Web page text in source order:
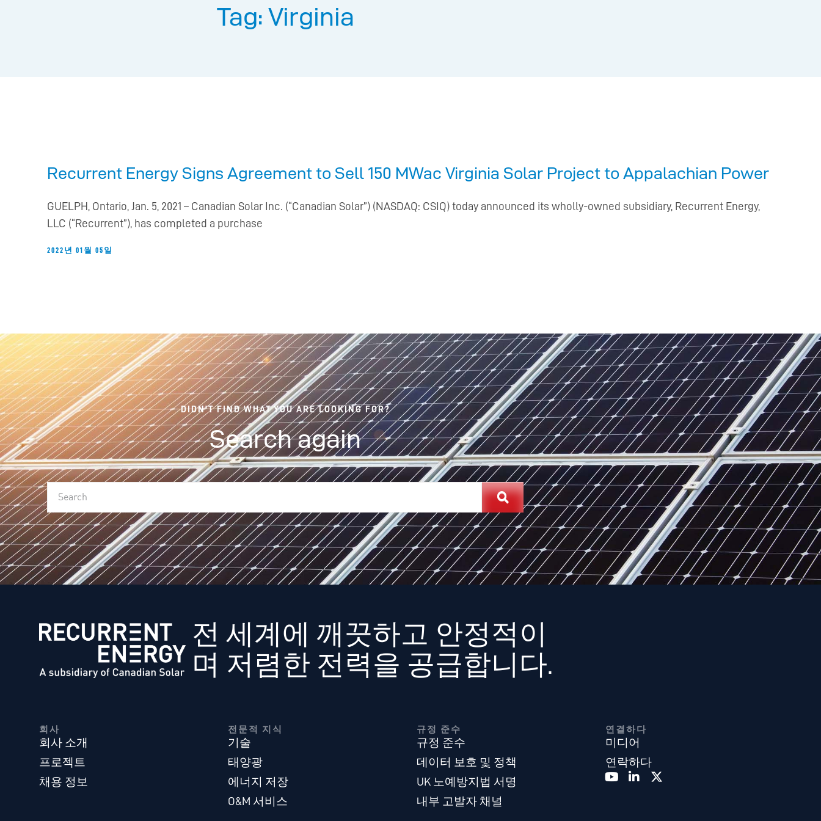
Tag: Virginia
Recurrent Energy Signs Agreement to Sell 150 MWac Virginia Solar Project to Appalachian Power
GUELPH, Ontario, Jan. 5, 2021 – Canadian Solar Inc. (“Canadian Solar”) (NASDAQ: CSIQ) today announced its wholly-owned subsidiary, Recurrent Energy,
LLC (“Recurrent”), has completed a purchase
2022년 01월 05일
DIDN'T FIND WHAT YOU ARE LOOKING FOR?
Search again
전 세계에 깨끗하고 안정적이
며 저렴한 전력을 공급합니다.
회사
회사 소개
프로젝트
채용 정보
전문적 지식
기술
태양광
에너지 저장
O&M 서비스
규정 준수
규정 준수
데이터 보호 및 정책
UK 노예방지법 서명
내부 고발자 채널
연결하다
미디어
연락하다